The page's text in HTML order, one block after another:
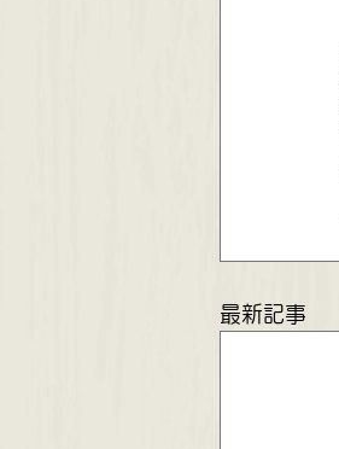
最新記事